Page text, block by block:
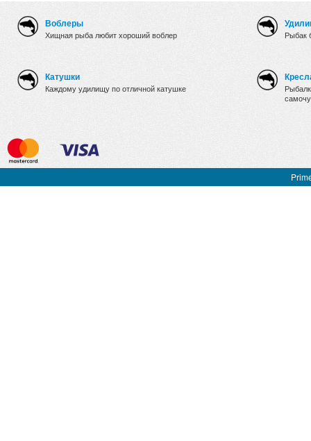
Воблеры
Хищная рыба любит хороший воблер
Катушки
Каждому удилищу по отличной катушке
Рыбак